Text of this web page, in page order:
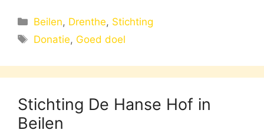
Categorieën
Beilen, Drenthe, Stichting
Tags
Donatie, Goed doel
Stichting De Hanse Hof in
Beilen